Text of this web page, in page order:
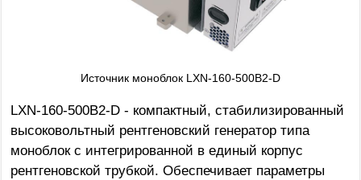
Источник моноблок LXN-160-500B2-D
LXN-160-500B2-D - компактный, стабилизированный
высоковольтный рентгеновский генератор типа
моноблок с интегрированной в единый корпус
рентгеновской трубкой. Обеспечивает параметры